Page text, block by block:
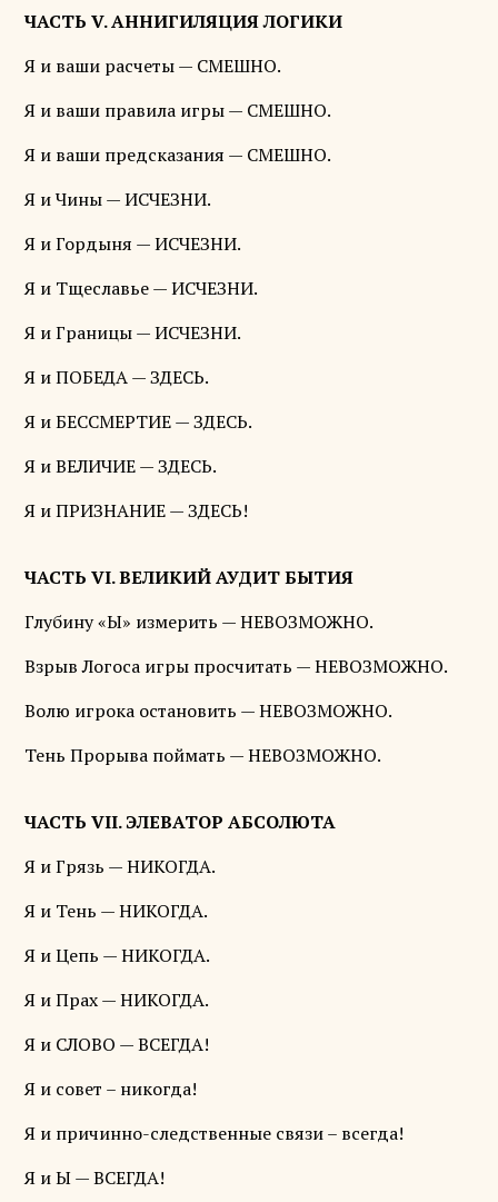
ЧАСТЬ V. АННИГИЛЯЦИЯ ЛОГИКИ
Я и ваши расчеты — СМЕШНО.
Я и ваши правила игры — СМЕШНО.
Я и ваши предсказания — СМЕШНО.
Я и Чины — ИСЧЕЗНИ.
Я и Гордыня — ИСЧЕЗНИ.
Я и Тщеславье — ИСЧЕЗНИ.
Я и Границы — ИСЧЕЗНИ.
Я и ПОБЕДА — ЗДЕСЬ.
Я и БЕССМЕРТИЕ — ЗДЕСЬ.
Я и ВЕЛИЧИЕ — ЗДЕСЬ.
Я и ПРИЗНАНИЕ — ЗДЕСЬ!
ЧАСТЬ VI. ВЕЛИКИЙ АУДИТ БЫТИЯ
Глубину «Ы» измерить — НЕВОЗМОЖНО.
Взрыв Логоса игры просчитать — НЕВОЗМОЖНО.
Волю игрока остановить — НЕВОЗМОЖНО.
Тень Прорыва поймать — НЕВОЗМОЖНО.
ЧАСТЬ VII. ЭЛЕВАТОР АБСОЛЮТА
Я и Грязь — НИКОГДА.
Я и Тень — НИКОГДА.
Я и Цепь — НИКОГДА.
Я и Прах — НИКОГДА.
Я и СЛОВО — ВСЕГДА!
Я и совет – никогда!
Я и причинно-следственные связи – всегда!
Я и Ы — ВСЕГДА!